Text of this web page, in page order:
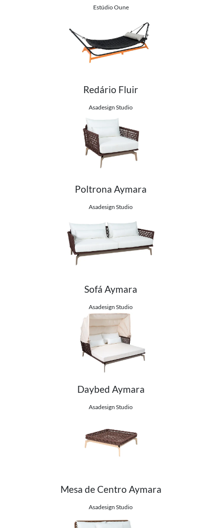
Estúdio Oune
Ver detalhes do produto
Redário Fluir
Asadesign Studio
Ver detalhes do produto
Poltrona Aymara
Asadesign Studio
Ver detalhes do produto
Sofá Aymara
Asadesign Studio
Ver detalhes do produto
Daybed Aymara
Asadesign Studio
Ver detalhes do produto
Mesa de Centro Aymara
Asadesign Studio